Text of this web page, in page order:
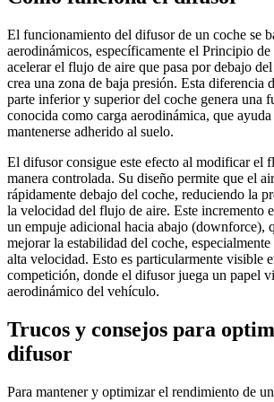
El funcionamiento del difusor de un coche se
aerodinámicos, específicamente el Principio
acelerar el flujo de aire que pasa por debajo
crea una zona de baja presión. Esta diferencia
parte inferior y superior del coche genera una
conocida como carga aerodinámica, que
mantenerse adherido al suelo.
El difusor consigue este efecto al modificar el
manera controlada. Su diseño permite que el
rápidamente debajo del coche, reduciendo la
la velocidad del flujo de aire. Este incremento
un empuje adicional hacia abajo (downforce),
mejorar la estabilidad del coche,
alta velocidad. Esto es particularmente visible
competición, donde el difusor juega un papel
aerodinámico del vehículo.
Trucos y consejos para
difusor
Para mantener y optimizar el rendimiento de